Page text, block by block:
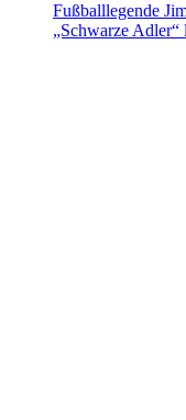
Fußballlegende
„Schwarze